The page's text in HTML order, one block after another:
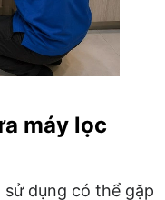
máy lọc
dụng có thể gặp